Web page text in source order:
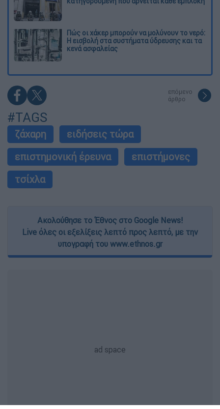
Πώς οι χάκερ μπορούν να μολύνουν το νερό:
Η εισβολή στα συστήματα ύδρευσης και τα
κενά ασφαλείας
επόμενο
άρθρο
#TAGS
ζάχαρη
ειδήσεις τώρα
επιστημονική έρευνα
επιστήμονες
τσίχλα
Ακολούθησε το Έθνος στο Google News!
Live όλες οι εξελίξεις λεπτό προς λεπτό, με την
υπογραφή του www.ethnos.gr